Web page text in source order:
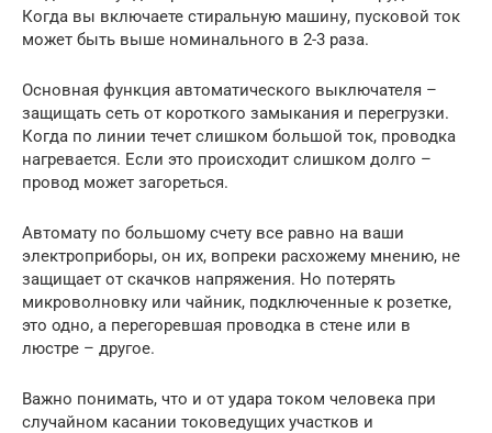
Когда вы включаете стиральную машину, пусковой ток
может быть выше номинального в 2-3 раза.
Основная функция автоматического выключателя –
защищать сеть от короткого замыкания и перегрузки.
Когда по линии течет слишком большой ток, проводка
нагревается. Если это происходит слишком долго –
провод может загореться.
Автомату по большому счету все равно на ваши
электроприборы, он их, вопреки расхожему мнению, не
защищает от скачков напряжения. Но потерять
микроволновку или чайник, подключенные к розетке,
это одно, а перегоревшая проводка в стене или в
люстре – другое.
Важно понимать, что и от удара током человека при
случайном касании токоведущих участков и